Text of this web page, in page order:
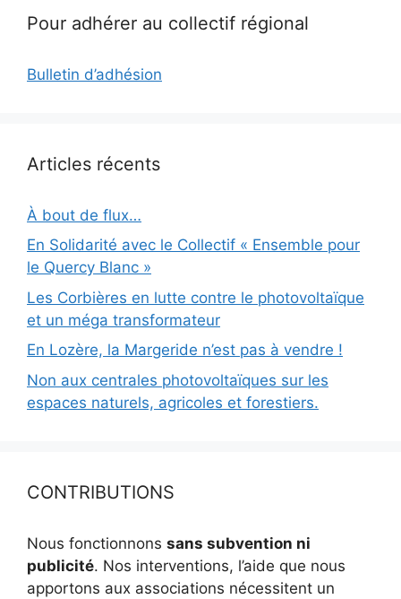
Pour adhérer au collectif régional
Bulletin d’adhésion
Articles récents
À bout de flux…
En Solidarité avec le Collectif « Ensemble pour
le Quercy Blanc »
Les Corbières en lutte contre le photovoltaïque
et un méga transformateur
En Lozère, la Margeride n’est pas à vendre !
Non aux centrales photovoltaïques sur les
espaces naturels, agricoles et forestiers.
CONTRIBUTIONS
Nous fonctionnons sans subvention ni
publicité. Nos interventions, l’aide que nous
apportons aux associations nécessitent un